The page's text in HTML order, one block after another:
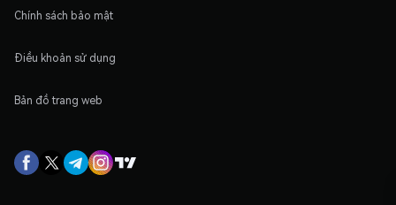
Chính sách bảo mật
Điều khoản sử dụng
Bản đồ trang web